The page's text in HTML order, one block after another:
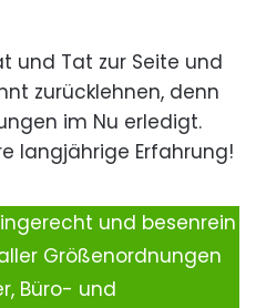
und Tat zur Seite und
zurücklehnen, denn
im Nu erledigt.
langjährige Erfahrung!
und besenrein
Größenordnungen
Büro- und